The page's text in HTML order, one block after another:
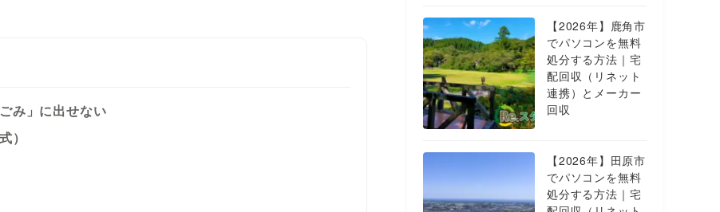
み」に出せない
）
【2026年】鹿角市
でパソコンを無料
処分する方法｜宅
配回収（リネット
連携）とメーカー
回収
【2026年】田原市
でパソコンを無料
処分する方法｜宅